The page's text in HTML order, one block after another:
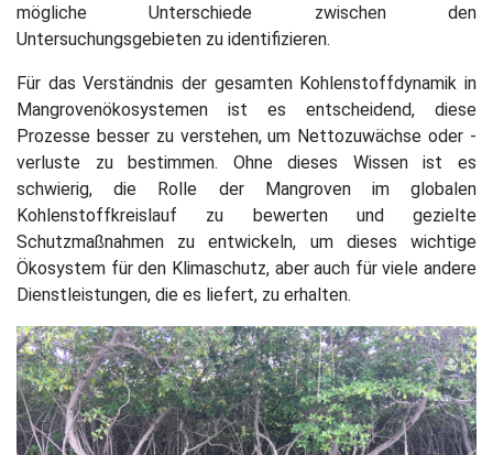
mögliche Unterschiede zwischen den
Untersuchungsgebieten zu identifizieren.
Für das Verständnis der gesamten Kohlenstoffdynamik in
Mangrovenökosystemen ist es entscheidend, diese
Prozesse besser zu verstehen, um Nettozuwächse oder -
verluste zu bestimmen. Ohne dieses Wissen ist es
schwierig, die Rolle der Mangroven im globalen
Kohlenstoffkreislauf zu bewerten und gezielte
Schutzmaßnahmen zu entwickeln, um dieses wichtige
Ökosystem für den Klimaschutz, aber auch für viele andere
Dienstleistungen, die es liefert, zu erhalten.